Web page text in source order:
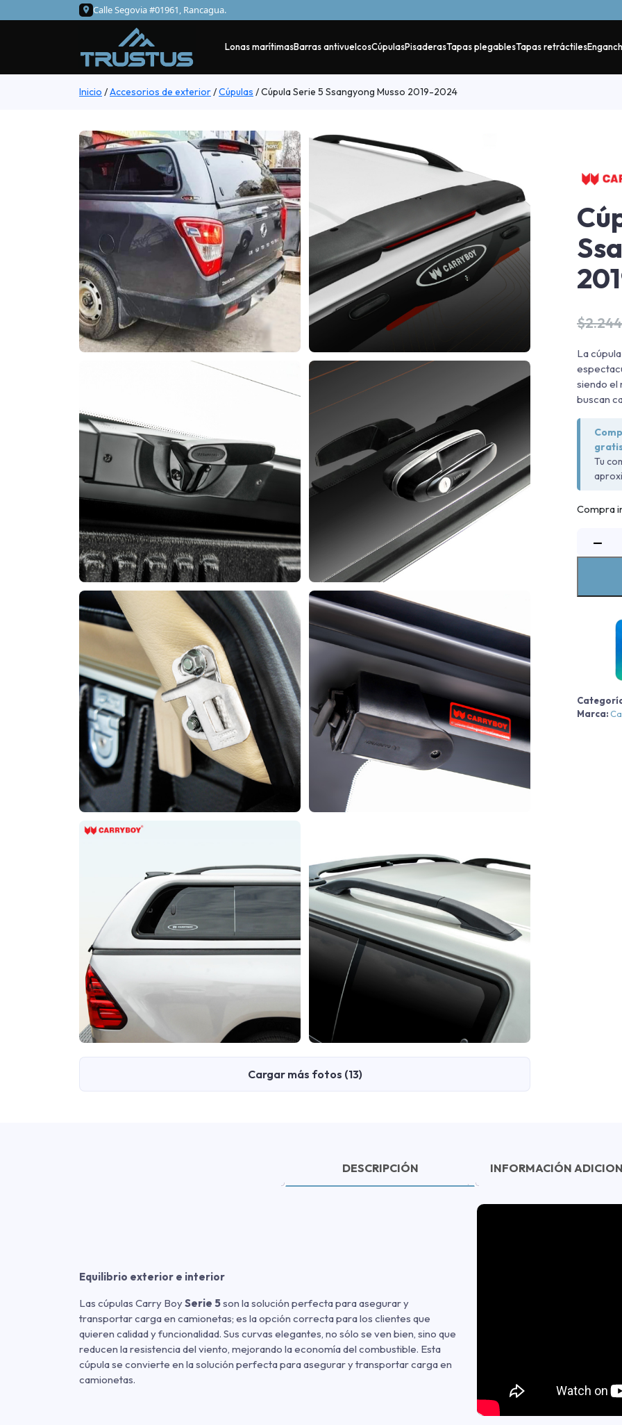
Calle Segovia #01961, Rancagua.
Lonas marítimasBarras antivuelcosCúpulasPisaderasTapas plegablesTapas retráctiles
Inicio /Accesorios de exterior/Cúpulas /Cúpula Serie 5 Ssangyong Musso 2019-2024
Cargar más fotos (13)
$
La cúpula
siendo el
buscan
Tu
Compra
−
Marca:
DESCRIPCIÓN INFORMACIÓN
Equilibrio exterior e interior
Las cúpulas Carry BoySerie 5son la solución perfecta para asegurar y
transportar carga en camionetas; es la opción correcta para los clientes que
quieren calidad y funcionalidad. Sus curvas elegantes, no sólo se ven bien, sino que
reducen la resistencia del viento, mejorando la economía del combustible. Esta
cúpula se convierte en la solución perfecta para asegurar y transportar carga en
camionetas.